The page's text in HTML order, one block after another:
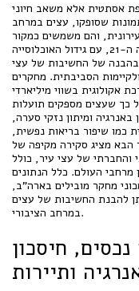
אסתטית אלא משאב חיוני
שסופקו, עצים במרחב
והם משמשים כמקור
לעצירה, שיחה, משחק ומנוחה. במהלך המאה ה-21, עם גידול האוכלוסייה
בהבנה של החשיבות של עצי
הסביבתית. מחקרים
אקולוגית בשווי מיליארדי
כך שעצים מספקים תועלות
באנרגיה ומיתון נזקי סערה,
כמו שיפור בריאות נפשית,
הבא מציג סקירה מקיפה של
של עצי עיר, כולל
מרחבי העולם. כלל הנתונים
מחקר מובילים בארה"ב,
להבנת החשיבות של עצים
במרחב הציבורי.
חיסכון
ותיירות